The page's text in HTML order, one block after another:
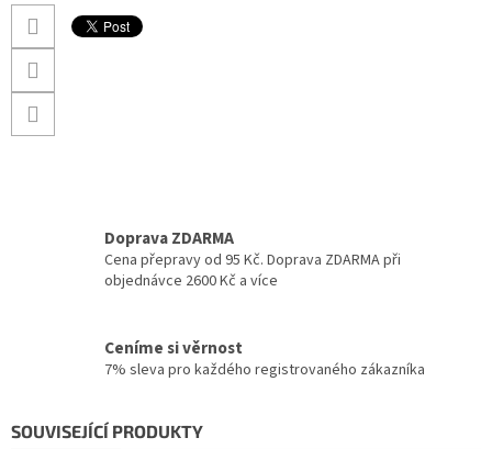
Doprava ZDARMA
Cena přepravy od 95 Kč. Doprava ZDARMA při
objednávce 2600 Kč a více
Ceníme si věrnost
7% sleva pro každého registrovaného zákazníka
SOUVISEJÍCÍ PRODUKTY